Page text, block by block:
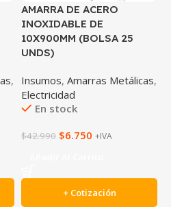
,
AMARRA DE ACERO
INOXIDABLE DE
10X900MM (BOLSA 25
UNDS)
Insumos, Amarras Metálicas,
Electricidad
En stock
$42.990 $6.750 +IVA
+ Cotización